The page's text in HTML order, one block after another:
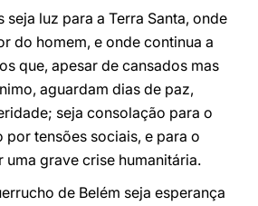
seja luz para a Terra Santa, onde
do homem, e onde continua a
que, apesar de cansados mas
aguardam dias de paz,
seja consolação para o
por tensões sociais, e para o
uma grave crise humanitária.
de Belém seja esperança